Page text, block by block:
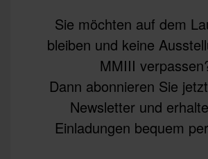
Sie möchten auf dem
bleiben und keine
MMIII
Dann abonnieren Sie
Newsletter und
Einladungen bequem